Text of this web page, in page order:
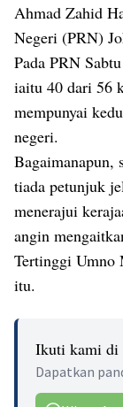
Ahmad Zahid
Negeri (PRN)
Pada PRN
iaitu 40 dari 56
mempunyai
negeri.
Bagaimanapun,
tiada petunjuk
menerajui
angin
Tertinggi Umno
itu.
Ikuti kami di
Dapatkan